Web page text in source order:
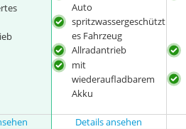
Auto
spritzwassergeschützt
es Fahrzeug
Allradantrieb
mit
wiederaufladbarem
Akku
Details ansehen